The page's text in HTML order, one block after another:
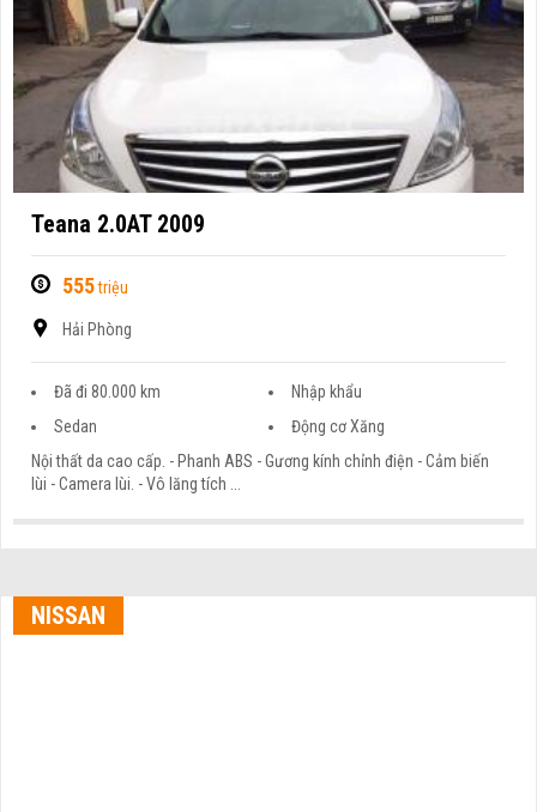
Teana 2.0AT 2009
555triệu
Hải Phòng
Đã đi 80.000 km
Nhập khẩu
Sedan
Động cơ Xăng
Nội thất da cao cấp. - Phanh ABS - Gương kính chỉnh điện - Cảm biến
lùi - Camera lùi. - Vô lăng tích ...
NISSAN